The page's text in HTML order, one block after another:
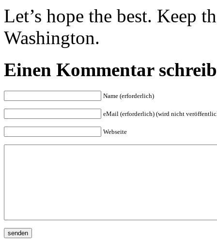
Let’s hope the best. Keep
Washington.
Einen Kommentar
Name (erforderlich)
eMail (erforderlich) (wird nicht
Webseite